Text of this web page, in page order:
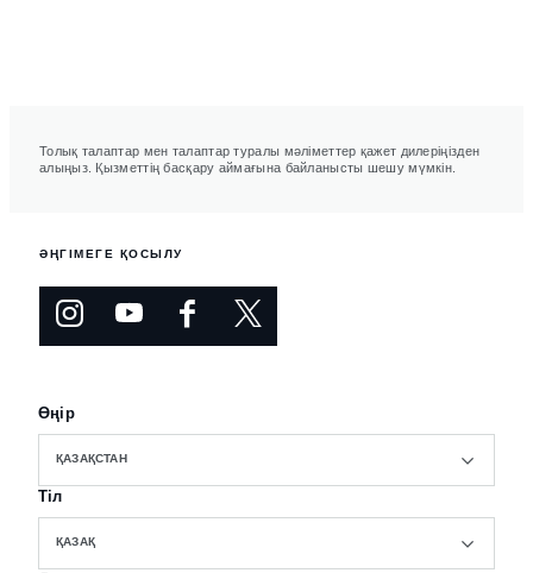
Толық талаптар мен талаптар туралы мәліметтер қажет дилеріңізден
алыңыз. Қызметтің басқару аймағына байланысты шешу мүмкін.
ӘҢГІМЕГЕ ҚОСЫЛУ
Өңір
ҚАЗАҚСТАН
Тіл
ҚАЗАҚ